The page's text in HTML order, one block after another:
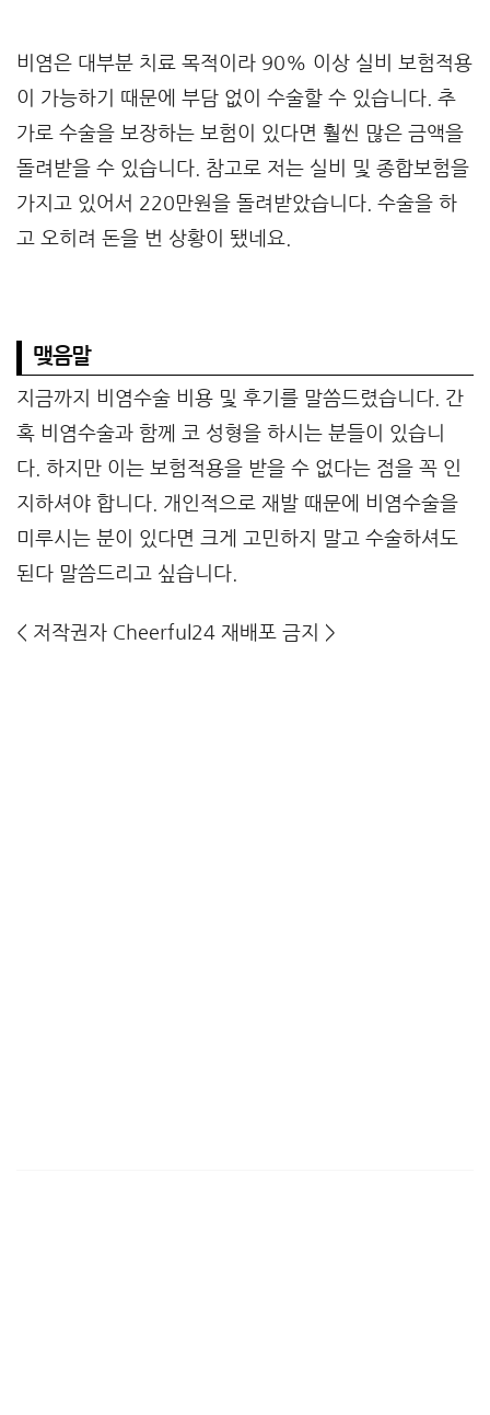
비염은 대부분 치료 목적이라 90% 이상 실비 보험적용
이 가능하기 때문에 부담 없이 수술할 수 있습니다. 추
가로 수술을 보장하는 보험이 있다면 훨씬 많은 금액을
돌려받을 수 있습니다. 참고로 저는 실비 및 종합보험을
가지고 있어서 220만원을 돌려받았습니다. 수술을 하
고 오히려 돈을 번 상황이 됐네요.
맺음말
지금까지 비염수술 비용 및 후기를 말씀드렸습니다. 간
혹 비염수술과 함께 코 성형을 하시는 분들이 있습니
다. 하지만 이는 보험적용을 받을 수 없다는 점을 꼭 인
지하셔야 합니다. 개인적으로 재발 때문에 비염수술을
미루시는 분이 있다면 크게 고민하지 말고 수술하셔도
된다 말씀드리고 싶습니다.
< 저작권자 Cheerful24 재배포 금지 >